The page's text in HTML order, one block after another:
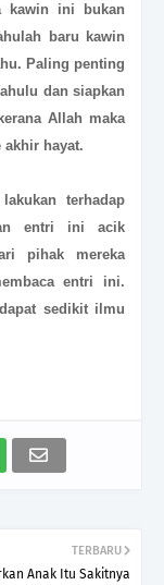
kawin ini bukan
baru kawin
Paling penting
dan siapkan
Allah maka
akhir hayat.
terhadap
entri ini acik
pihak mereka
entri ini.
sedikit ilmu
TERBARU
Anak Itu Sakitnya